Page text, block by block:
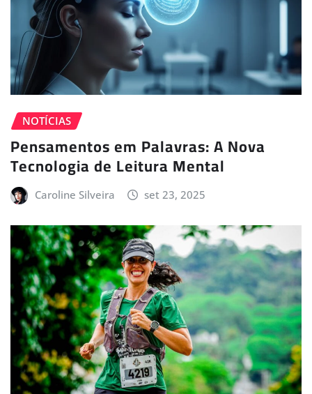
NOTÍCIAS
Pensamentos em Palavras: A Nova
Tecnologia de Leitura Mental
Caroline Silveira set 23, 2025